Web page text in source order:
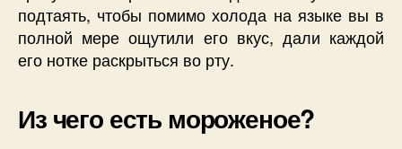
подтаять, чтобы помимо холода на языке вы в
полной мере ощутили его вкус, дали каждой
его нотке раскрыться во рту.
Из чего есть мороженое?